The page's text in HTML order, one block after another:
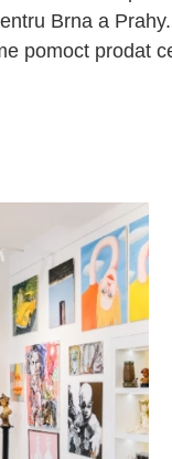
Brna a
pomoct prodat